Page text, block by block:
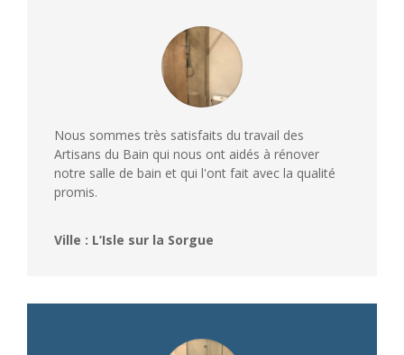
Nous sommes très satisfaits du travail des
Artisans du Bain qui nous ont aidés à rénover
notre salle de bain et qui l'ont fait avec la qualité
promis.
Ville : L’Isle sur la Sorgue